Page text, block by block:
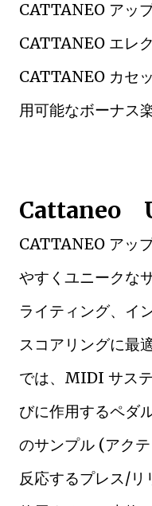
CATTANEO アッ
CATTANEO エレ
CATTANEO カセ
用可能なボーナス
Cattaneo
CATTANEO アッ
やすくユニークな
ライティング、イ
スコアリングに最
では、MIDI サス
びに作用するペダ
のサンプル (アク
反応するプレス/リ